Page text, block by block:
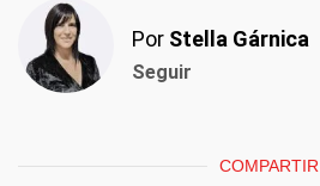
Por Stella Gárnica
Seguir
COMPARTIR